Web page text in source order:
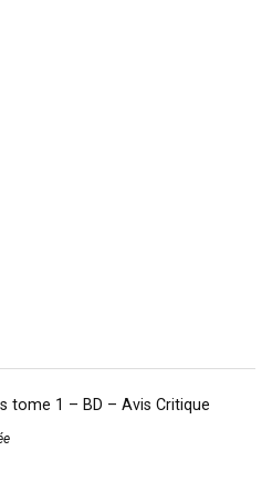
tome 1 – BD – Avis Critique